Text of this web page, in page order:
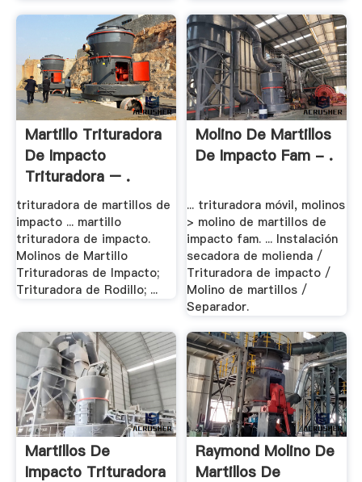
Martillo Trituradora
De Impacto
Trituradora – .
trituradora de martillos de
impacto ... martillo
trituradora de impacto.
Molinos de Martillo
Trituradoras de Impacto;
Trituradora de Rodillo; ...
Molino De Martillos
De Impacto Fam - .
... trituradora móvil, molinos
> molino de martillos de
impacto fam. ... Instalación
secadora de molienda /
Trituradora de impacto /
Molino de martillos /
Separador.
Martillos De
Impacto Trituradora
Raymond Molino De
Martillos De